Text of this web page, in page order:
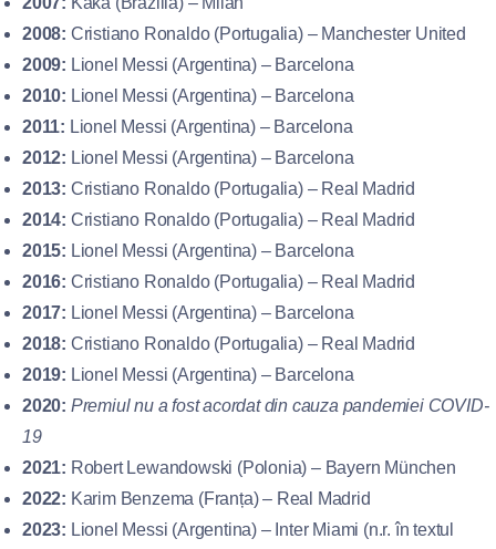
2008: Cristiano Ronaldo (Portugalia) – Manchester United
2009: Lionel Messi (Argentina) – Barcelona
2010: Lionel Messi (Argentina) – Barcelona
2011: Lionel Messi (Argentina) – Barcelona
2012: Lionel Messi (Argentina) – Barcelona
2013: Cristiano Ronaldo (Portugalia) – Real Madrid
2014: Cristiano Ronaldo (Portugalia) – Real Madrid
2015: Lionel Messi (Argentina) – Barcelona
2016: Cristiano Ronaldo (Portugalia) – Real Madrid
2017: Lionel Messi (Argentina) – Barcelona
2018: Cristiano Ronaldo (Portugalia) – Real Madrid
2019: Lionel Messi (Argentina) – Barcelona
2020: Premiul nu a fost acordat din cauza pandemiei COVID-
19
2021: Robert Lewandowski (Polonia) – Bayern München
2022: Karim Benzema (Franța) – Real Madrid
2023: Lionel Messi (Argentina) – Inter Miami (n.r. în textul